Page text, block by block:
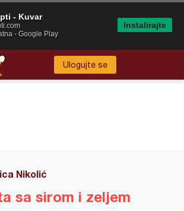
Ulogujte se
Nikolić
sa sirom i zeljem
- Kuvar
- Google Play
Instalirajte